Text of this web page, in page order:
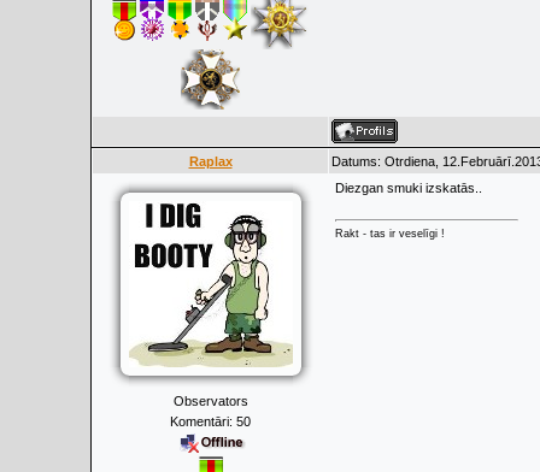
Raplax Datums: Otrdiena,
Observators
Komentāri: 50
Diezgan smuki izskatās..
Rakt - tas ir veselīgi !